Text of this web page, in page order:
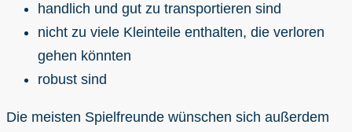
handlich und gut zu transportieren sind
nicht zu viele Kleinteile enthalten, die verloren
gehen könnten
robust sind
Die meisten Spielfreunde wünschen sich außerdem